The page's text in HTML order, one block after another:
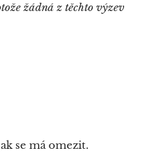
žádná z těchto výzev
se má omezit.